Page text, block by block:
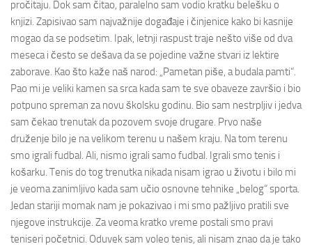
pročitaju. Dok sam čitao, paralelno sam vodio kratku belešku o
knjizi. Zapisivao sam najvažnije događaje i činjenice kako bi kasnije
mogao da se podsetim. Ipak, letnji raspust traje nešto više od dva
meseca i često se dešava da se pojedine važne stvari iz lektire
zaborave. Kao što kaže naš narod: „Pametan piše, a budala pamti“.
Pao mi je veliki kamen sa srca kada sam te sve obaveze završio i bio
potpuno spreman za novu školsku godinu. Bio sam nestrpljiv i jedva
sam čekao trenutak da pozovem svoje drugare. Prvo naše
druženje bilo je na velikom terenu u našem kraju. Na tom terenu
smo igrali fudbal. Ali, nismo igrali samo fudbal. Igrali smo tenis i
košarku. Tenis do tog trenutka nikada nisam igrao u životu i bilo mi
je veoma zanimljivo kada sam učio osnovne tehnike „belog“ sporta.
Jedan stariji momak nam je pokazivao i mi smo pažljivo pratili sve
njegove instrukcije. Za veoma kratko vreme postali smo pravi
teniseri početnici. Oduvek sam voleo tenis, ali nisam znao da je tako